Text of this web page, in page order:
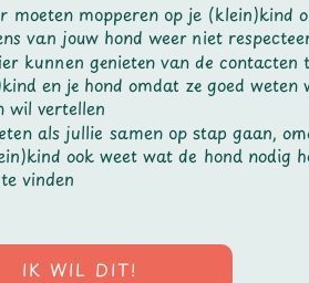
moeten mopperen op je (klein)kind
van jouw hond weer niet
kunnen genieten van de contacten
en je hond omdat ze goed weten
wil vertellen
als jullie samen op stap gaan,
ook weet wat de hond nodig
vinden
IK WIL DIT!